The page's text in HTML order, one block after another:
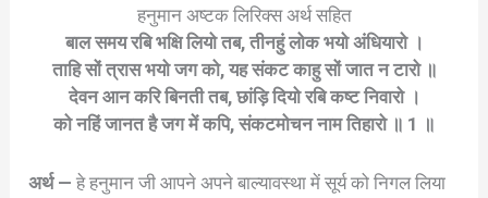
हनुमान अष्टक लिरिक्स अर्थ सहित
बाल समय रबि भक्षि लियो तब, तीनहुं लोक भयो अंधियारो ।
ताहि सों त्रास भयो जग को, यह संकट काहु सों जात न टारो ॥
देवन आन करि बिनती तब, छांड़ि दियो रबि कष्ट निवारो ।
को नहिं जानत है जग में कपि, संकटमोचन नाम तिहारो ॥ 1 ॥
अर्थ — हे हनुमान जी आपने अपने बाल्यावस्था में सूर्य को निगल लिया